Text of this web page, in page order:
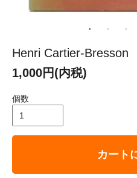
Henri Cartier-Bresson
1,000円(内税)
個数
カート